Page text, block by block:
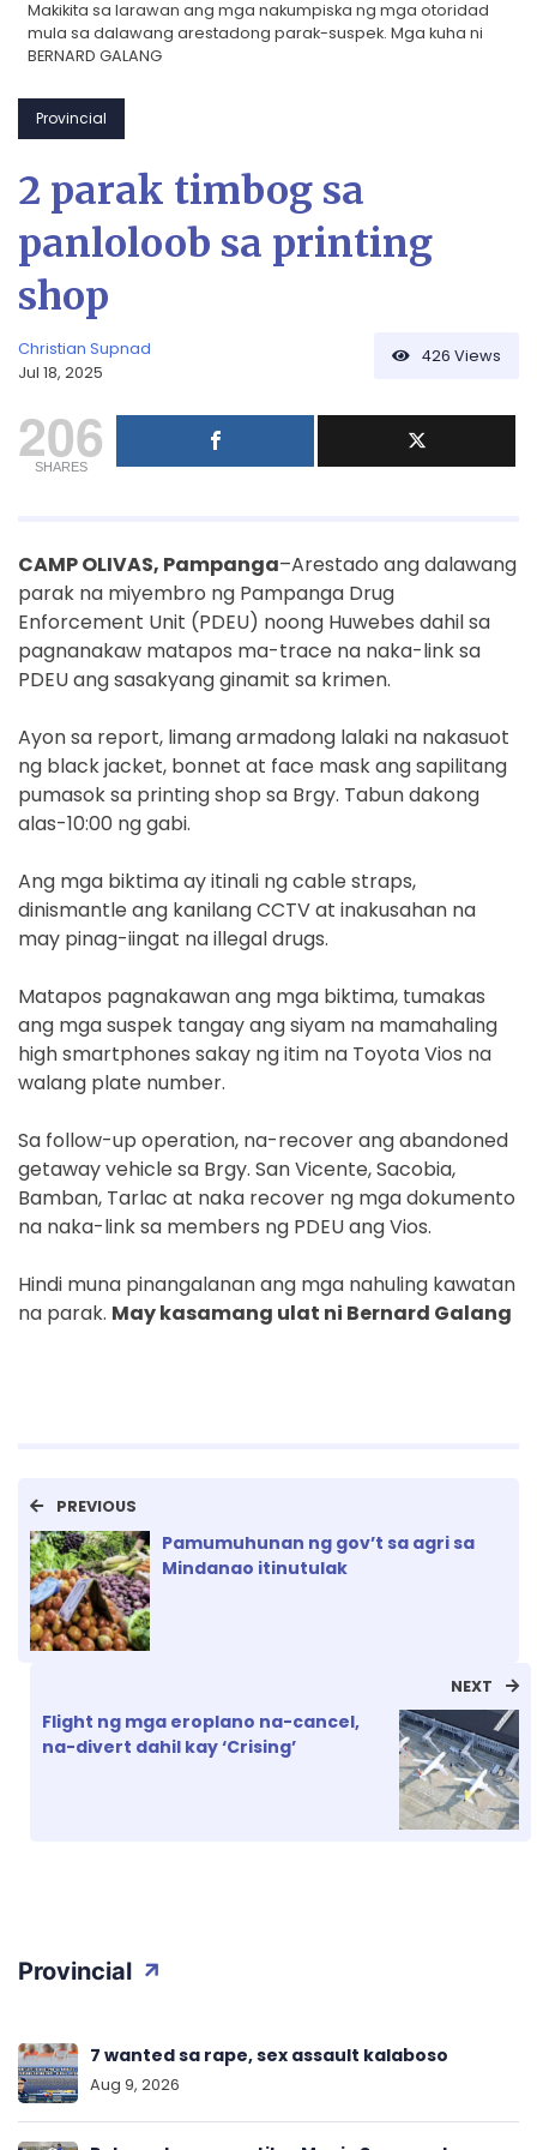
Makikita sa larawan ang mga nakumpiska ng mga otoridad
mula sa dalawang arestadong parak-suspek. Mga kuha ni
BERNARD GALANG
Provincial
2 parak timbog sa
panloloob sa printing
shop
Christian Supnad
Jul 18, 2025
426 Views
206
SHARES
CAMP OLIVAS, Pampanga–Arestado ang dalawang
parak na miyembro ng Pampanga Drug
Enforcement Unit (PDEU) noong Huwebes dahil sa
pagnanakaw matapos ma-trace na naka-link sa
PDEU ang sasakyang ginamit sa krimen.
Ayon sa report, limang armadong lalaki na nakasuot
ng black jacket, bonnet at face mask ang sapilitang
pumasok sa printing shop sa Brgy. Tabun dakong
alas-10:00 ng gabi.
Ang mga biktima ay itinali ng cable straps,
dinismantle ang kanilang CCTV at inakusahan na
may pinag-iingat na illegal drugs.
Matapos pagnakawan ang mga biktima, tumakas
ang mga suspek tangay ang siyam na mamahaling
high smartphones sakay ng itim na Toyota Vios na
walang plate number.
Sa follow-up operation, na-recover ang abandoned
getaway vehicle sa Brgy. San Vicente, Sacobia,
Bamban, Tarlac at naka recover ng mga dokumento
na naka-link sa members ng PDEU ang Vios.
Hindi muna pinangalanan ang mga nahuling kawatan
na parak. May kasamang ulat ni Bernard Galang
PREVIOUS
Pamumuhunan ng gov’t sa agri sa
Mindanao itinutulak
NEXT
Flight ng mga eroplano na-cancel,
na-divert dahil kay ‘Crising’
Provincial
7 wanted sa rape, sex assault kalaboso
Aug 9, 2026